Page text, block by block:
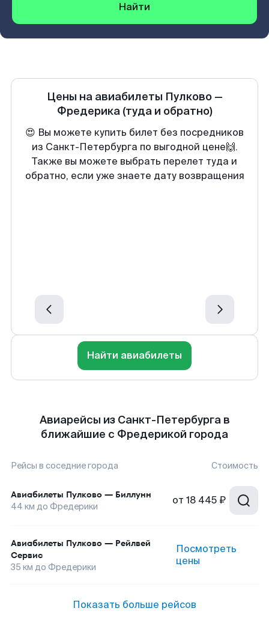
Найти
Цены на авиабилеты Пулково—
Фредерика (туда и обратно)
😍 Вы можете купить билет без посредников
из Санкт-Петербурга по выгодной цене🙌.
Также вы можете выбрать перелет туда и
обратно, если уже знаете дату возвращения
Найти авиабилеты
Авиарейсы из Санкт-Петербурга в
ближайшие с Фредерикой города
Рейсы в соседние города Стоимость
Авиабилеты Пулково — Биллунн
44 км до Фредерики от 18 445 ₽
Авиабилеты Пулково — Рейлвей
Сервис
35 км до Фредерики
Посмотреть
цены
Показать больше рейсов